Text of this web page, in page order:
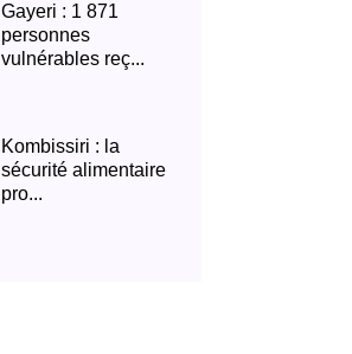
Gayeri : 1 871
personnes
vulnérables reç...
Kombissiri : la
sécurité alimentaire
pro...